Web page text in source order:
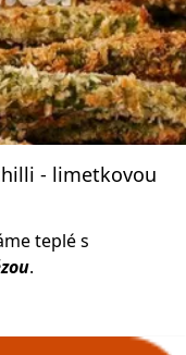
- limetkovou
teplé s
.